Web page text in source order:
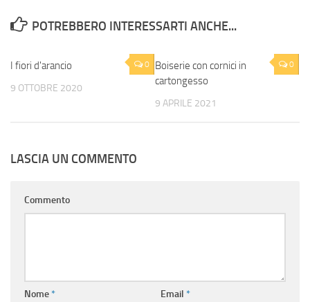
POTREBBERO INTERESSARTI ANCHE...
0
I fiori d'arancio
9 OTTOBRE 2020
0
Boiserie con cornici in
cartongesso
9 APRILE 2021
LASCIA UN COMMENTO
Commento
Nome* Email *